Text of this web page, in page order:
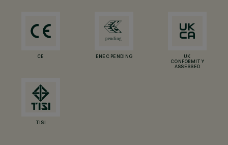
CE ENEC PENDING
UK
CONFORMITY
ASSESSED
TISI